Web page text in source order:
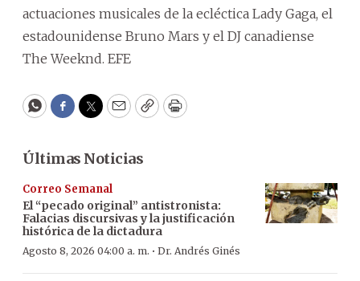
actuaciones musicales de la ecléctica Lady Gaga, el
estadounidense Bruno Mars y el DJ canadiense
The Weeknd. EFE
WhatsApp
Facebook
Twitter
EmailCopyPrint
Últimas Noticias
Correo Semanal
El “pecado original” antistronista:
Falacias discursivas y la justificación
histórica de la dictadura
Agosto 8, 2026 04:00 a. m. · Dr. Andrés Ginés